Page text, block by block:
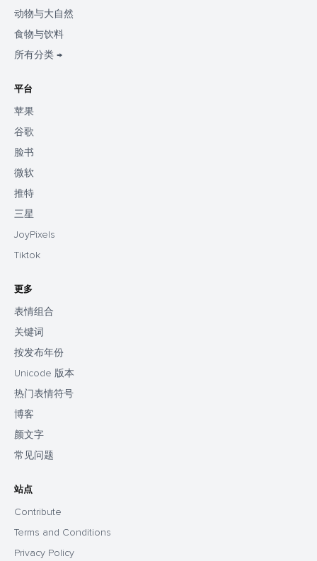
动物与大自然
食物与饮料
所有分类 →
平台
苹果
谷歌
脸书
微软
推特
三星
JoyPixels
Tiktok
更多
表情组合
关键词
按发布年份
Unicode 版本
热门表情符号
博客
颜文字
常见问题
站点
Contribute
Terms and Conditions
Privacy Policy